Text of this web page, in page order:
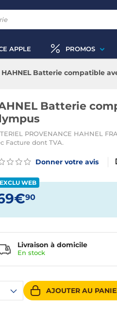
APPLE PROMOS
HAHNEL Batterie compatible
Batterie
PROVENANCE HAHNEL
Facture dont TVA.
Donner votre avis
EXCLU WEB
90
AJOUTER AU
Livraison à domicile
En stock